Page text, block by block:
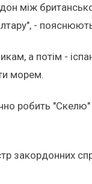
між
- пояснюють
а потім -
морем.
робить
закордонних